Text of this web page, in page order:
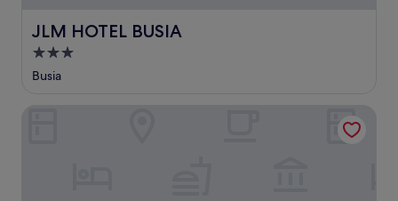
JLM HOTEL BUSIA
JLM HOTEL BUSIA
3.0-
stjernet
Busia